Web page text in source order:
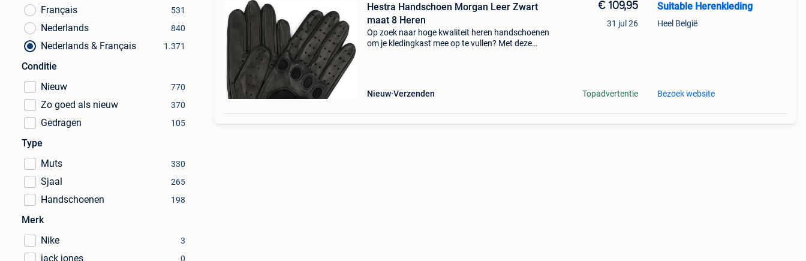
Français
531
Nederlands 840
Nederlands & Français 1.371
Conditie
Nieuw
770
Zo goed als nieuw 370
Gedragen 105
Type
Muts
330
Sjaal 265
Handschoenen 198
Merk
Nike
3
jack jones 0
Hestra Handschoen Morgan Leer Zwart
maat 8 Heren
Op zoek naar hoge kwaliteit heren handschoenen
om je kledingkast mee op te vullen? Met deze
Nieuw Verzenden
€ 109,95
31 jul 26
Topadvertentie
Suitable Herenkleding
Heel België
Bezoek website